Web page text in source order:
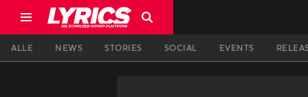
ALLE NEWS STORIES SOCIAL EVENTS